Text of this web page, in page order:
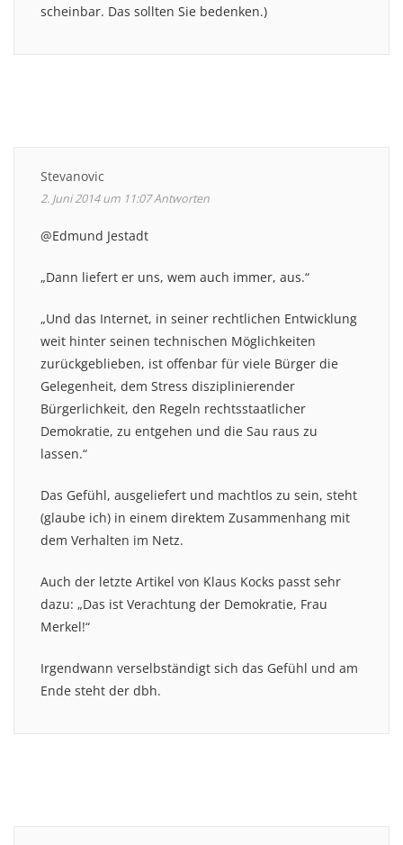
scheinbar. Das sollten Sie bedenken.)
Stevanovic
2. Juni 2014 um 11:07Antworten
@Edmund Jestadt
„Dann liefert er uns, wem auch immer, aus.“
„Und das Internet, in seiner rechtlichen Entwicklung
weit hinter seinen technischen Möglichkeiten
zurückgeblieben, ist offenbar für viele Bürger die
Gelegenheit, dem Stress disziplinierender
Bürgerlichkeit, den Regeln rechtsstaatlicher
Demokratie, zu entgehen und die Sau raus zu
lassen.“
Das Gefühl, ausgeliefert und machtlos zu sein, steht
(glaube ich) in einem direktem Zusammenhang mit
dem Verhalten im Netz.
Auch der letzte Artikel von Klaus Kocks passt sehr
dazu: „Das ist Verachtung der Demokratie, Frau
Merkel!“
Irgendwann verselbständigt sich das Gefühl und am
Ende steht der dbh.